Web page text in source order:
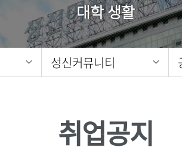
대학 생활
성신커뮤니티
취업공지